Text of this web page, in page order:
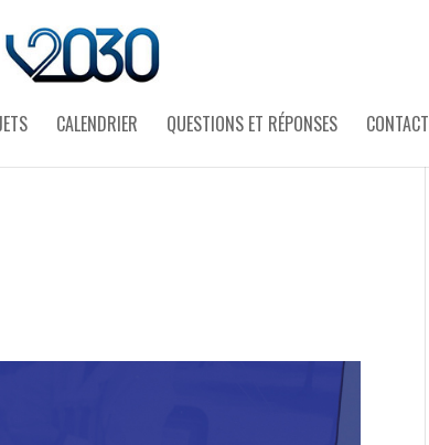
CALENDRIER QUESTIONS ET RÉPONSES CONTACT